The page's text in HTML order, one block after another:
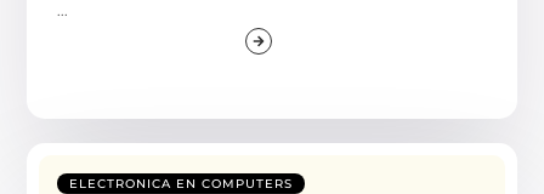
...
ELECTRONICA EN COMPUTERS